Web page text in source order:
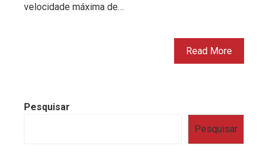
velocidade máxima de…
Read More
Pesquisar
Pesquisar